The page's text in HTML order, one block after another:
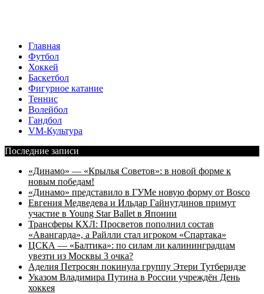
Главная
Футбол
Хоккей
Баскетбол
Фигурное катание
Теннис
Волейбол
Гандбол
VM-Культура
Последние записи
«Динамо» — «Крылья Советов»: в новой форме к
новым победам!
«Динамо» представило в ГУМе новую форму от Bosco
Евгения Медведева и Ильдар Гайнутдинов примут
участие в Young Star Ballet в Японии
Трансферы КХЛ: Просветов пополнил состав
«Авангарда», а Райлли стал игроком «Спартака»
ЦСКА — «Балтика»: по силам ли калининградцам
увезти из Москвы 3 очка?
Аделия Петросян покинула группу Этери Тутберидзе
Указом Владимира Путина в России учреждён День
хоккея